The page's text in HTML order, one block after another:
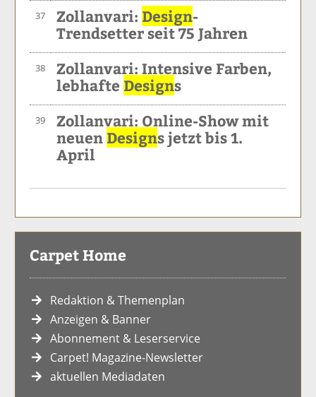
37 Zollanvari: Design-
Trendsetter seit 75 Jahren
38
Zollanvari: Intensive Farben,
lebhafte Designs
39
Zollanvari: Online-Show mit
neuen Designs jetzt bis 1.
April
Carpet Home
Redaktion & Themenplan
Anzeigen & Banner
Abonnement & Leserservice
Carpet! Magazine-Newsletter
aktuellen Mediadaten